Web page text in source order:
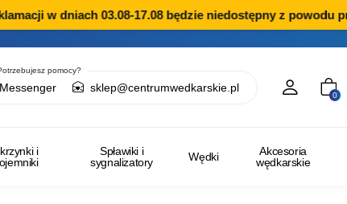
w dniach 03.08-17.08 będzie niedostępny z powodu
pomocy?
Messenger sklep@centrumwedkarskie.pl
0
i
Spławiki i
sygnalizatory
Wędki
Akcesoria
wędkarskie